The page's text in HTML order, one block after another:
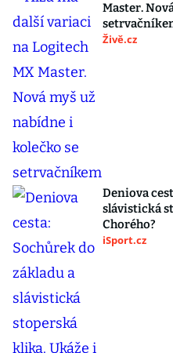
Master.
Živě.cz
Deniova
slávistická
Chorého?
iSport.cz